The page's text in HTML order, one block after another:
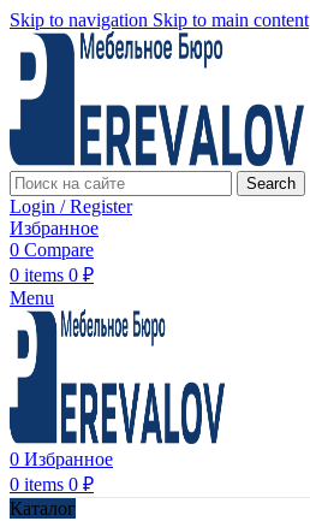
Skip to navigation Skip to main content
Search
Login / Register
Избранное
0 Compare
0 items 0 ₽
Menu
0 Избранное
0 items 0 ₽
Каталог